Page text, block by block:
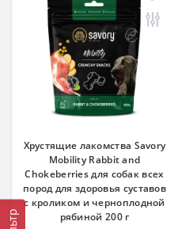
Хрустящие лакомства Savory
Mobility Rabbit and
Chokeberries для собак всех
пород для здоровья суставов
с кроликом и черноплодной
рябиной 200 г